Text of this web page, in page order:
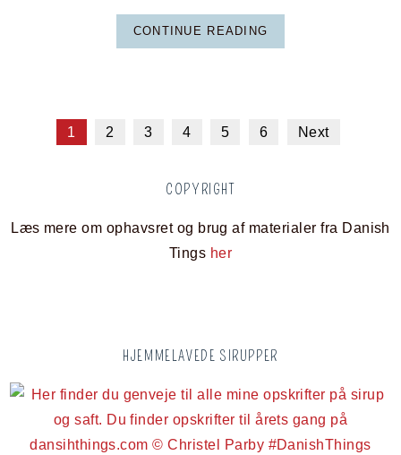
CONTINUE READING
1 2 3 4 5 6 Next
COPYRIGHT
Læs mere om ophavsret og brug af materialer fra Danish
Tings her
HJEMMELAVEDE SIRUPPER